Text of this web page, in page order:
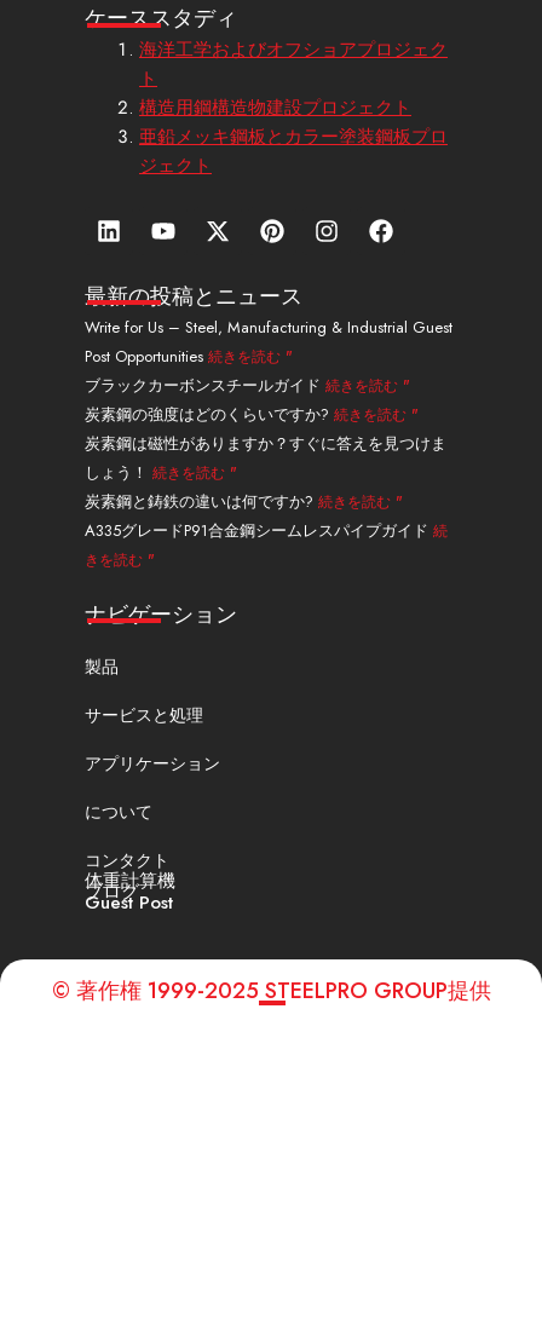
ケーススタディ
海洋工学およびオフショアプロジェク
ト
構造用鋼構造物建設プロジェクト
亜鉛メッキ鋼板とカラー塗装鋼板プロ
ジェクト
リ
ン
ト
イ
ン
Y
o
t
u
b
e
エ
ッ
ス
・
ツ
イ
ッ
タ
ー
ピ
ン
レ
ス
ト
イ
ン
グ
ラ
フ
ェ
ブ
ッ
最新の投稿とニュース
Write for Us – Steel, Manufacturing & Industrial Guest
Post Opportunities 続きを読む "
ブラックカーボンスチールガイド 続きを読む "
炭素鋼の強度はどのくらいですか? 続きを読む "
炭素鋼は磁性がありますか？すぐに答えを見つけま
しょう！ 続きを読む "
炭素鋼と鋳鉄の違いは何ですか? 続きを読む "
A335グレードP91合金鋼シームレスパイプガイド 続
きを読む "
ナビゲーション
製品
サービスと処理
アプリケーション
について
コンタクト
体重計算機
ブログ
Guest Post
© 著作権 1999-2025 STEELPRO GROUP提供